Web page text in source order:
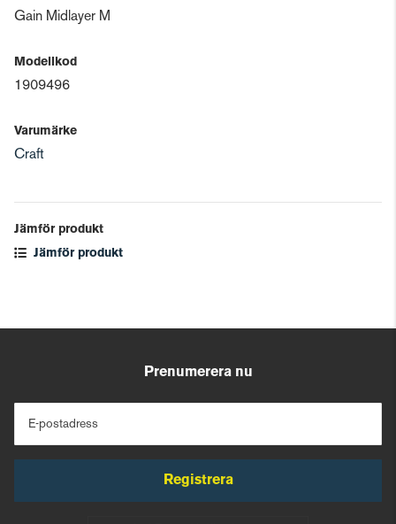
Gain Midlayer M
Modellkod
1909496
Varumärke
Craft
Jämför produkt
Jämför produkt
Prenumerera nu
E-postadress
Registrera